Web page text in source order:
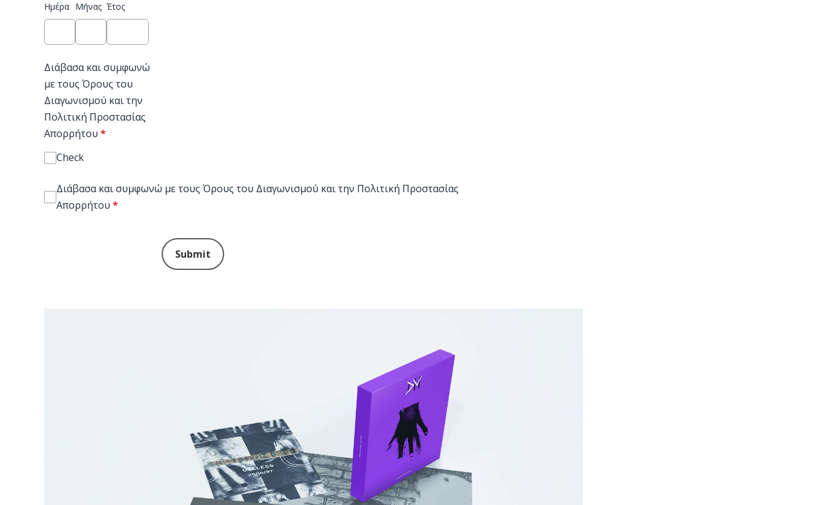
Ημέρα Μήνας Έτος
Διάβασα και συμφωνώ
με τους Όρους του
Διαγωνισμού και την
Πολιτική Προστασίας
Απορρήτου *
Check
Διάβασα και συμφωνώ με τους Όρους του Διαγωνισμού και την Πολιτική Προστασίας
Απορρήτου *
Submit